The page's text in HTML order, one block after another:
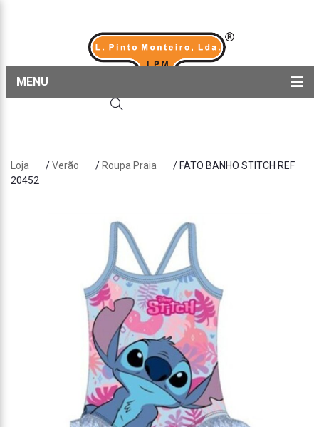
MENU
Sobre nós
Loja /Verão / Roupa Praia
/ FATO BANHO STITCH REF
20452